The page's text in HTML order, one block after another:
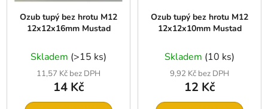
Ozub tupý bez hrotu M12
12x12x16mm Mustad
Skladem (>15 ks)
11,57 Kč bez DPH
14 Kč
Ozub tupý bez hrotu M12
12x12x10mm Mustad
Skladem (10 ks)
9,92 Kč bez DPH
12 Kč